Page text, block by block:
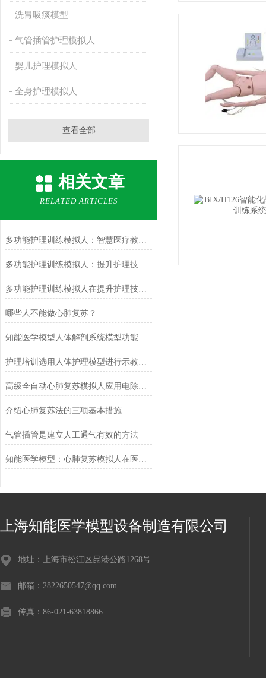
洗胃吸痰模型
气管插管护理模拟人
婴儿护理模拟人
全身护理模拟人
查看全部
相关文章
RELATED ARTICLES
多功能护理训练模拟人：智慧医疗教育的“无声导师”
多功能护理训练模拟人：提升护理技能的全新工具
多功能护理训练模拟人在提升护理技能方面的重要性
哪些人不能做心肺复苏？
知能医学模型人体解剖系统模型功能测试报告
护理培训选用人体护理模型进行示教意义？
高级全自动心肺复苏模拟人应用电除颤技术的注意事项
介绍心肺复苏法的三项基本措施
气管插管是建立人工通气有效的方法
知能医学模型：心肺复苏模拟人在医学急救过程中的用途
上海知能医学模型设备制造有限公司
地址：上海市松江区昆港公路1268号
邮箱：2822650547@qq.com
传真：86-021-63818866